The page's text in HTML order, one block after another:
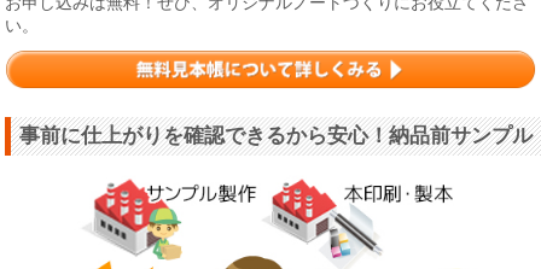
い。
事前に仕上がりを確認できるから安心！納品前サンプル